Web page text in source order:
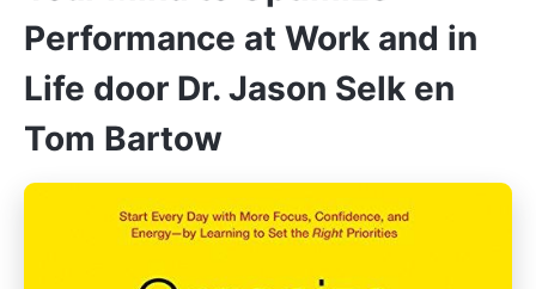
Performance at Work and in
Life door Dr. Jason Selk en
Tom Bartow